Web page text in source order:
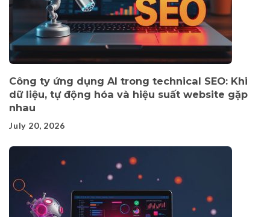
Công ty ứng dụng AI trong technical SEO: Khi
dữ liệu, tự động hóa và hiệu suất website gặp
nhau
July 20, 2026